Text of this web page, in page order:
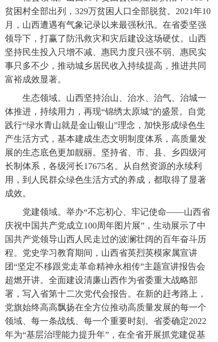
贫困村全部出列，329万贫困人口全部脱贫。2021年10
月，山西遭遇有气象记录以来最强秋汛。在省委坚强
领导下，打赢了防汛救灾和灾后建设这场硬仗。山西
坚持民生投入只增不减、惠民力度只强不弱、惠民实
事只多不少，推动城乡居民收入持续提高，推进共同
富裕成效显著。
生态领域。山西坚持治山、治水、治气、治城一
体推进，持续用力，再现“锦绣太原城”的盛景。自觉
践行“绿水青山就是金山银山”理念，加快形成绿色生
产生活方式，基本建成生态文明制度体系，高质量发
展的生态底色更加靓丽。坚持省、市、县、乡四级河
长制体系，各级河长17675名。从自然资源的永续利
用，到人民群众绿色生活方式的养成，都取得了显著
成效。
党建领域。举办“不忘初心、牢记使命——山西省
庆祝中国共产党成立100周年图片展”，生动展示了中
国共产党领导山西人民走过的波澜壮阔的百年奋斗历
程。党史学习教育期间，山西省英烈英模家属宣讲
团“坚定不移跟党走革命精神永相传”主题宣讲报告会
超燃开讲。全面建设清廉山西作为省委重大战略部
署，写入省第十二次党代会报告。在新的赶考路上，
党旗始终高高飘扬在全方位推动高质量发展的每一个
领域、每一条战线、每一个重要时刻。省委确定2022
年为“基层治理能力提升年”，在全省开展抓党建促基